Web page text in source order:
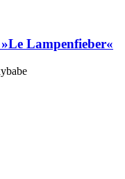
Lampenfieber«